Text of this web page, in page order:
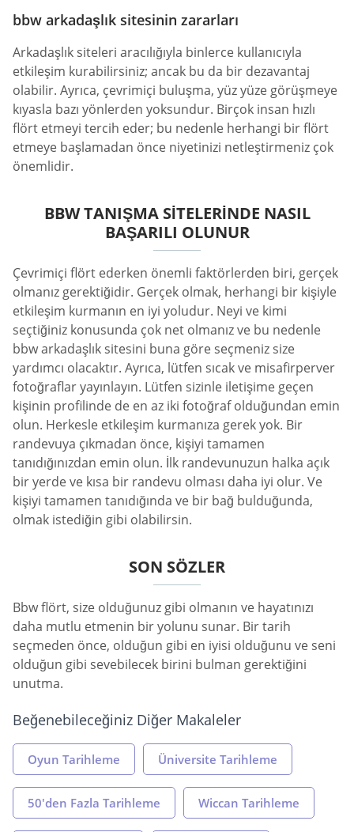
bbw arkadaşlık sitesinin zararları
Arkadaşlık siteleri aracılığıyla binlerce kullanıcıyla
etkileşim kurabilirsiniz; ancak bu da bir dezavantaj
olabilir. Ayrıca, çevrimiçi buluşma, yüz yüze görüşmeye
kıyasla bazı yönlerden yoksundur. Birçok insan hızlı
flört etmeyi tercih eder; bu nedenle herhangi bir flört
etmeye başlamadan önce niyetinizi netleştirmeniz çok
önemlidir.
BBW TANIŞMA SITELERINDE NASIL
BAŞARILI OLUNUR
Çevrimiçi flört ederken önemli faktörlerden biri, gerçek
olmanız gerektiğidir. Gerçek olmak, herhangi bir kişiyle
etkileşim kurmanın en iyi yoludur. Neyi ve kimi
seçtiğiniz konusunda çok net olmanız ve bu nedenle
bbw arkadaşlık sitesini buna göre seçmeniz size
yardımcı olacaktır. Ayrıca, lütfen sıcak ve misafirperver
fotoğraflar yayınlayın. Lütfen sizinle iletişime geçen
kişinin profilinde de en az iki fotoğraf olduğundan emin
olun. Herkesle etkileşim kurmanıza gerek yok. Bir
randevuya çıkmadan önce, kişiyi tamamen
tanıdığınızdan emin olun. İlk randevunuzun halka açık
bir yerde ve kısa bir randevu olması daha iyi olur. Ve
kişiyi tamamen tanıdığında ve bir bağ bulduğunda,
olmak istediğin gibi olabilirsin.
SON SÖZLER
Bbw flört, size olduğunuz gibi olmanın ve hayatınızı
daha mutlu etmenin bir yolunu sunar. Bir tarih
seçmeden önce, olduğun gibi en iyisi olduğunu ve seni
olduğun gibi sevebilecek birini bulman gerektiğini
unutma.
Beğenebileceğiniz Diğer Makaleler
Oyun Tarihleme Üniversite Tarihleme
50'den Fazla Tarihleme Wiccan Tarihleme